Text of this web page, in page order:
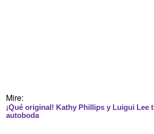
Mire:
¡Qué original! Kathy Phillips y Luigui Lee
autoboda